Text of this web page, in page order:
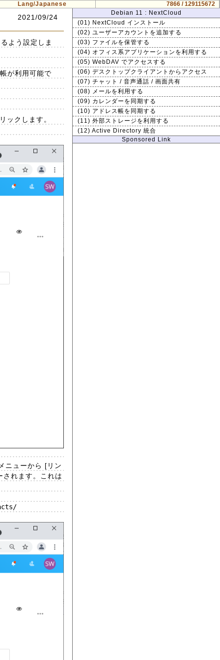
Lang/Japanese 7866 / 129115672
2021/09/24
よう設定しま
が利用可能で
ックします。
ニューから [リン
れます。これは
Debian 11 : NextCloud
(01) NextCloud インストール
(02) ユーザーアカウントを追加する
(03) ファイルを保管する
(04) オフィス系アプリケーションを利用する
(05) WebDAV でアクセスする
(06) デスクトップクライアントからアクセス
(07) チャット / 音声通話 / 画面共有
(08) メールを利用する
(09) カレンダーを同期する
(10) アドレス帳を同期する
(11) 外部ストレージを利用する
(12) Active Directory 統合
Sponsored Link